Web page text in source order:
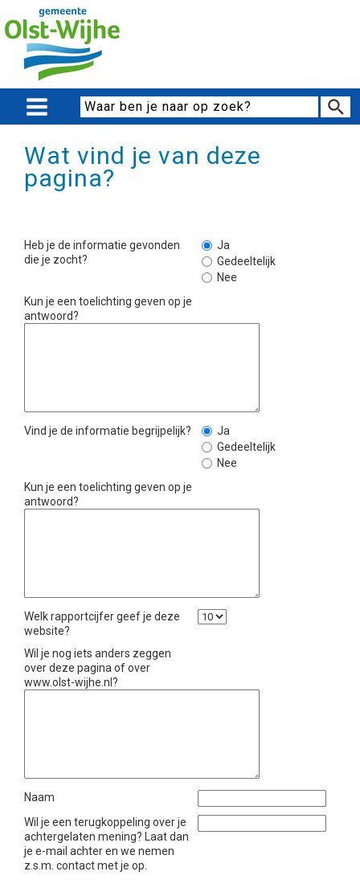
Wat vind je van deze
pagina?
Heb je de informatie gevonden
die je zocht?
Ja
Gedeeltelijk
Nee
Kun je een toelichting geven op je
antwoord?
Vind je de informatie begrijpelijk?
Ja
Gedeeltelijk
Nee
Kun je een toelichting geven op je
antwoord?
Welk rapportcijfer geef je deze
website?
Wil je nog iets anders zeggen
over deze pagina of over
www.olst-wijhe.nl?
Naam
Wil je een terugkoppeling over je
achtergelaten mening? Laat dan
je e-mail achter en we nemen
z.s.m. contact met je op.